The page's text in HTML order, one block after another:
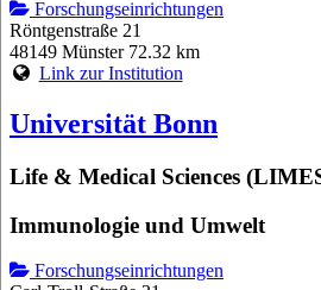
Forschungseinrichtungen
Röntgenstraße 21
48149 Münster 72.32 km
Link zur Institution
Universität Bonn
Life & Medical Sciences
Immunologie und Umwelt
Forschungseinrichtungen